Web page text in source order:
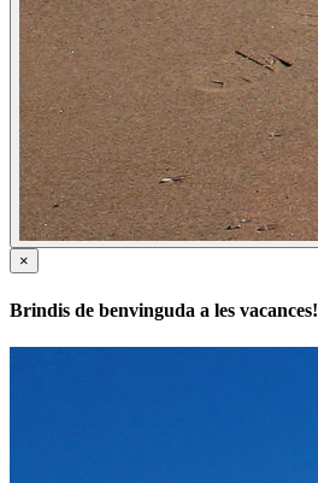
×
Brindis de benvinguda a les vacances!